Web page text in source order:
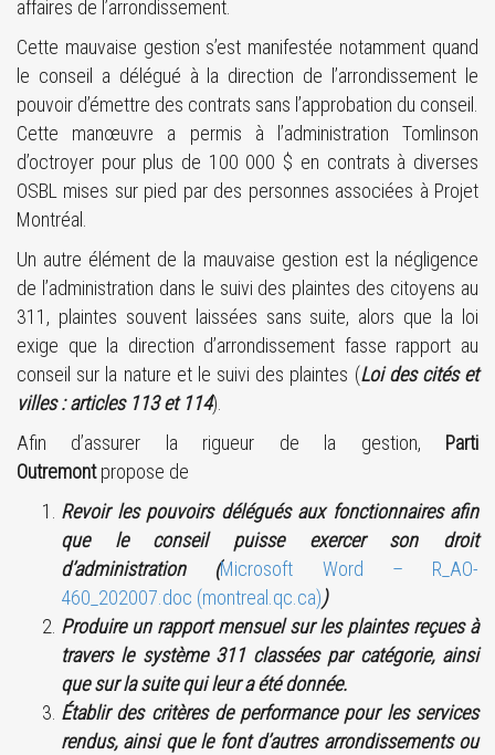
affaires de l’arrondissement.
Cette mauvaise gestion s’est manifestée notamment quand
le conseil a délégué à la direction de l’arrondissement le
pouvoir d’émettre des contrats sans l’approbation du conseil.
Cette manœuvre a permis à l’administration Tomlinson
d’octroyer pour plus de 100 000 $ en contrats à diverses
OSBL mises sur pied par des personnes associées à Projet
Montréal.
Un autre élément de la mauvaise gestion est la négligence
de l’administration dans le suivi des plaintes des citoyens au
311, plaintes souvent laissées sans suite, alors que la loi
exige que la direction d’arrondissement fasse rapport au
conseil sur la nature et le suivi des plaintes (Loi des cités et
villes : articles 113 et 114).
Afin d’assurer la rigueur de la gestion, Parti
Outremontpropose de
Revoir les pouvoirs délégués aux fonctionnaires afin
que le conseil puisse exercer son droit
d’administration (Microsoft Word – R_AO-
460_202007.doc (montreal.qc.ca))
Produire un rapport mensuel sur les plaintes reçues à
travers le système 311 classées par catégorie, ainsi
que sur la suite qui leur a été donnée.
Établir des critères de performance pour les services
rendus, ainsi que le font d’autres arrondissements ou